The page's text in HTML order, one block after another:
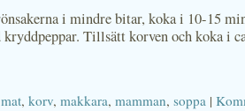
i mindre bitar, koka i 10-15
kryddpeppar. Tillsätt korven och koka i
, korv, makkara, mamman, soppa |